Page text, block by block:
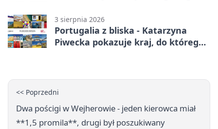
3 sierpnia 2026
Portugalia z bliska - Katarzyna
Piwecka pokazuje kraj, do którego
<< Poprzedni
Dwa pościgi w Wejherowie - jeden kierowca miał
**1,5 promila**, drugi był poszukiwany